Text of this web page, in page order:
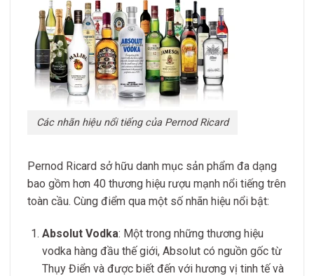
Các nhãn hiệu nổi tiếng của Pernod Ricard
Pernod Ricard sở hữu danh mục sản phẩm đa dạng
bao gồm hơn 40 thương hiệu rượu mạnh nổi tiếng trên
toàn cầu. Cùng điểm qua một số nhãn hiệu nổi bật:
Absolut Vodka: Một trong những thương hiệu
vodka hàng đầu thế giới, Absolut có nguồn gốc từ
Thụy Điển và được biết đến với hương vị tinh tế và